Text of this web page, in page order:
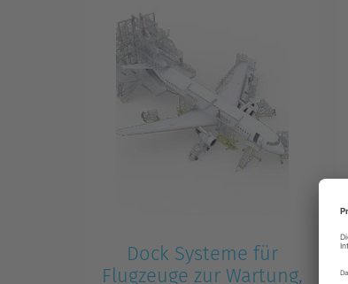
Dock Systeme für
Flugzeuge zur Wartung,